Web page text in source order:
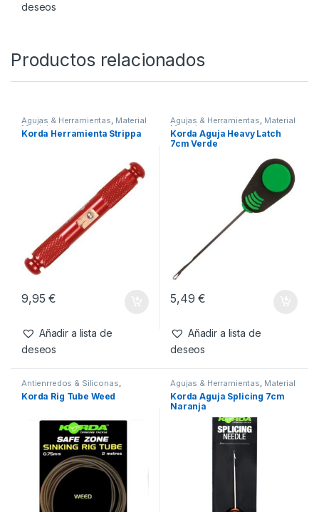
deseos
Productos relacionados
Agujas & Herramientas, Material
Montajes
Korda Herramienta Strippa
9,95€
Añadir a lista de
deseos
Agujas & Herramientas, Material
Montajes
Korda Aguja Heavy Latch
7cm Verde
5,49€
Añadir a lista de
deseos
Antienrredos & Siliconas,
Material Montajes
Korda Rig Tube Weed
Agujas & Herramientas, Material
Montajes
Korda Aguja Splicing 7cm
Naranja